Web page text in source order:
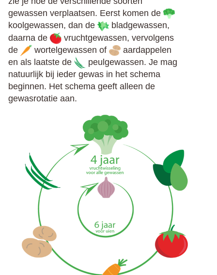
gewassen verplaatsen. Eerst komen de
koolgewassen, dan de
bladgewassen,
daarna de
vruchtgewassen, vervolgens
de
wortelgewassen of
aardappelen
en als laatste de
peulgewassen. Je mag
natuurlijk bij ieder gewas in het schema
beginnen. Het schema geeft alleen de
gewasrotatie aan.